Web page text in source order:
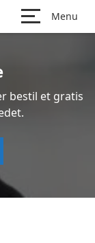
Menu
bestil et gratis